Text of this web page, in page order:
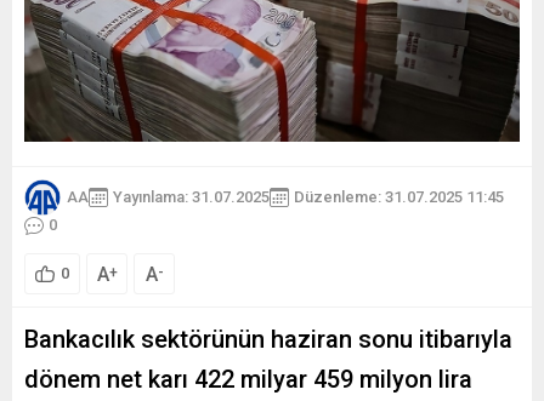
AA Yayınlama: 31.07.2025
Düzenleme: 31.07.2025 11:45
0
0 A+ A-
Bankacılık sektörünün haziran sonu itibarıyla
dönem net karı 422 milyar 459 milyon lira